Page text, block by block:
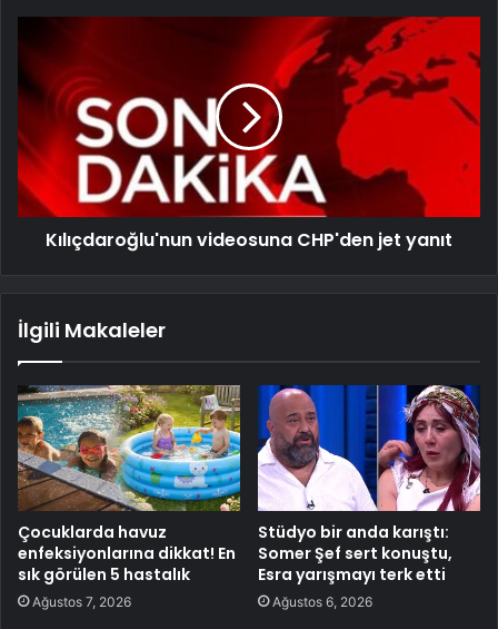
Kılıçdaroğlu'nun videosuna CHP'den jet yanıt
İlgili Makaleler
Çocuklarda havuz
enfeksiyonlarına dikkat! En
sık görülen 5 hastalık
Ağustos 7, 2026
Stüdyo bir anda karıştı:
Somer Şef sert konuştu,
Esra yarışmayı terk etti
Ağustos 6, 2026